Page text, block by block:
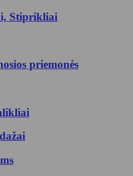
Stiprikliai
priemonės